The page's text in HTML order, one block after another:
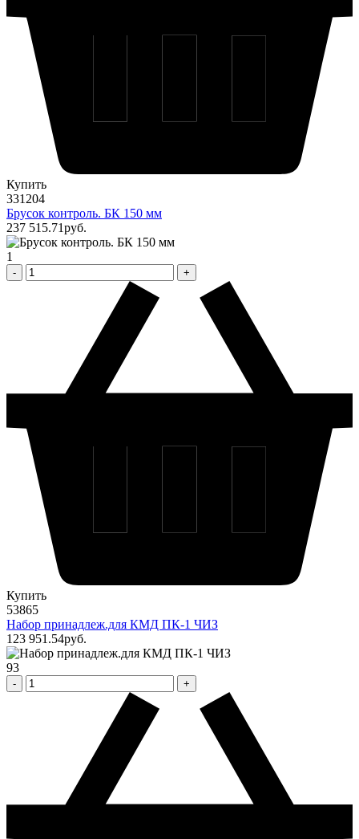
Купить
331204
Брусок контроль. БК 150 мм
237 515.71pуб.
1
Купить
53865
Набор принадлеж.для КМД ПК-1 ЧИЗ
123 951 .54pуб.
93